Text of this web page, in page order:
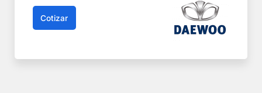
Cotizar